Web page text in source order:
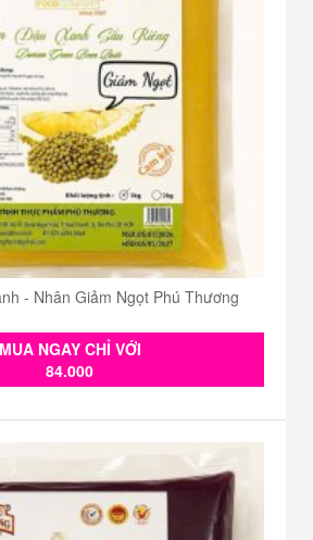
- Nhân Giảm Ngọt Phú Thương
MUA NGAY CHỈ VỚI
84.000